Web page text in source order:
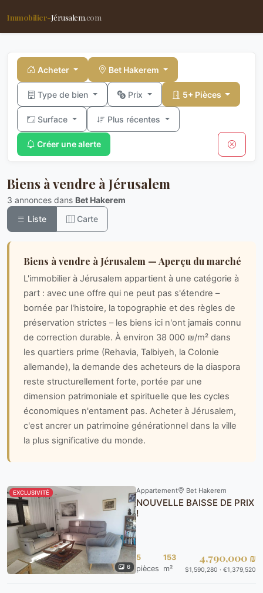
Immobilier-Jérusalem.com
Acheter Bet Hakerem
Type de bien Prix 5+ Pièces
Surface Plus récentes
Créer une alerte
Biens à vendre à Jérusalem
3 annonces dans Bet Hakerem
Liste
Carte
Biens à vendre à Jérusalem — Aperçu du marché
L'immobilier à Jérusalem appartient à une catégorie à
part : avec une offre qui ne peut pas s'étendre –
bornée par l'histoire, la topographie et des règles de
préservation strictes – les biens ici n'ont jamais connu
de correction durable. À environ 38 000 ₪/m² dans
les quartiers prime (Rehavia, Talbiyeh, la Colonie
allemande), la demande des acheteurs de la diaspora
reste structurellement forte, portée par une
dimension patrimoniale et spirituelle que les cycles
économiques n'entament pas. Acheter à Jérusalem,
c'est ancrer un patrimoine générationnel dans la ville
la plus significative du monde.
EXCLUSIVITÉ
6
Appartement Bet Hakerem
NOUVELLE BAISSE DE PRIX
!
5
pièces
153
m²
4,790,000 ₪
$1,590,280 · €1,379,520